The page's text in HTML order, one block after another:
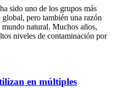
sido uno de los grupos más
global, pero también una razón
natural. Muchos años͏,
niveles de ͏contaminación por
en múltiples